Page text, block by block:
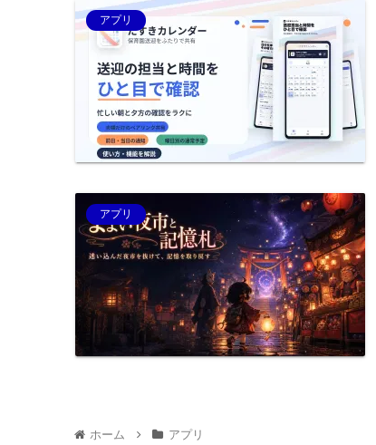
アプリ
アプリ
ホーム アプリ